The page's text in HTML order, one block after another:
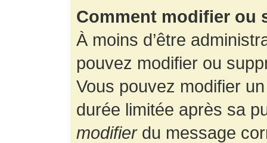
Comment modifier ou
À moins d’être
pouvez modifier ou
Vous pouvez modifier
durée limitée après sa
modifierdu message